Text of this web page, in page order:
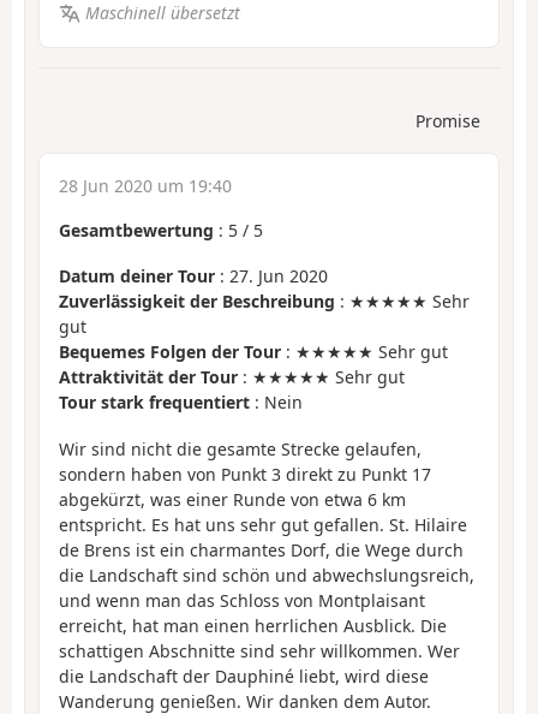
Maschinell übersetzt
Promise
28 Jun 2020 um 19:40
Gesamtbewertung : 5 / 5
Datum deiner Tour : 27. Jun 2020
Zuverlässigkeit der Beschreibung : ★★★★★ Sehr
gut
Bequemes Folgen der Tour : ★★★★★ Sehr gut
Attraktivität der Tour : ★★★★★ Sehr gut
Tour stark frequentiert : Nein
Wir sind nicht die gesamte Strecke gelaufen,
sondern haben von Punkt 3 direkt zu Punkt 17
abgekürzt, was einer Runde von etwa 6 km
entspricht. Es hat uns sehr gut gefallen. St. Hilaire
de Brens ist ein charmantes Dorf, die Wege durch
die Landschaft sind schön und abwechslungsreich,
und wenn man das Schloss von Montplaisant
erreicht, hat man einen herrlichen Ausblick. Die
schattigen Abschnitte sind sehr willkommen. Wer
die Landschaft der Dauphiné liebt, wird diese
Wanderung genießen. Wir danken dem Autor.